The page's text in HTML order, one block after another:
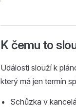
K čemu to
Události slouží k
který má jen termín
Schůzka v